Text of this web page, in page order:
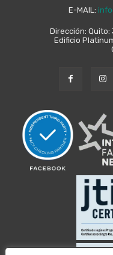
E-MAIL:
Dirección:
Edificio